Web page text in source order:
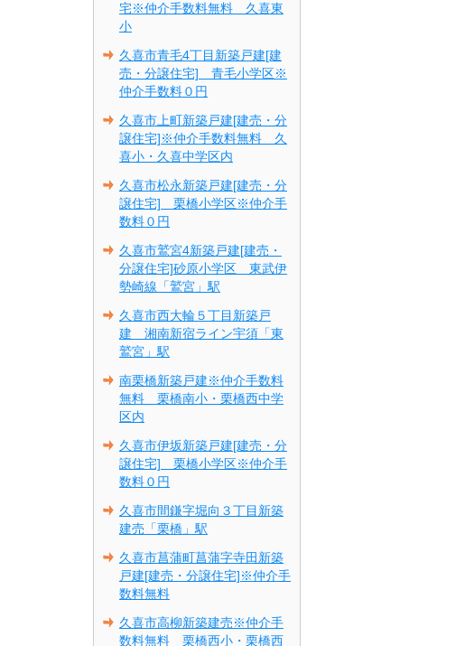
宅※仲介手数料無料 久喜東
小
久喜市青毛4丁目新築戸建[建
売・分譲住宅] 青毛小学区※
仲介手数料０円
久喜市上町新築戸建[建売・分
譲住宅]※仲介手数料無料 久
喜小・久喜中学区内
久喜市松永新築戸建[建売・分
譲住宅] 栗橋小学区※仲介手
数料０円
久喜市鷲宮4新築戸建[建売・
分譲住宅]砂原小学区 東武伊
勢崎線「鷲宮」駅
久喜市西大輪５丁目新築戸
建 湘南新宿ライン宇須「東
鷲宮」駅
南栗橋新築戸建※仲介手数料
無料 栗橋南小・栗橋西中学
区内
久喜市伊坂新築戸建[建売・分
譲住宅] 栗橋小学区※仲介手
数料０円
久喜市間鎌字堀向３丁目新築
建売「栗橋」駅
久喜市菖蒲町菖蒲字寺田新築
戸建[建売・分譲住宅]※仲介手
数料無料
久喜市高柳新築建売※仲介手
数料無料 栗橋西小・栗橋西